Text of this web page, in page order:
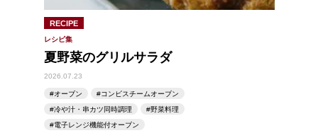
RECIPE
レシピ集
夏野菜のグリルサラダ
2026.07.23
オーブン
コンビスチームオーブン
冷や汁・串カツ同時調理
野菜料理
電子レンジ機能付オーブン